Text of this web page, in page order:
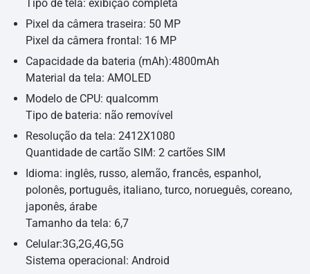
Tipo de tela: exibição completa
Pixel da câmera traseira: 50 MP
Pixel da câmera frontal: 16 MP
Capacidade da bateria (mAh):4800mAh
Material da tela: AMOLED
Modelo de CPU: qualcomm
Tipo de bateria: não removível
Resolução da tela: 2412X1080
Quantidade de cartão SIM: 2 cartões SIM
Idioma: inglês, russo, alemão, francês, espanhol,
polonês, português, italiano, turco, norueguês, coreano,
japonês, árabe
Tamanho da tela: 6,7
Celular:3G,2G,4G,5G
Sistema operacional: Android